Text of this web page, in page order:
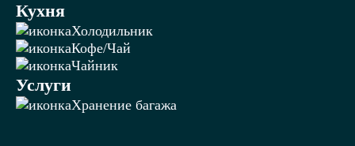
Кухня
Холодильник
Кофе/Чай
Чайник
Услуги
Хранение багажа